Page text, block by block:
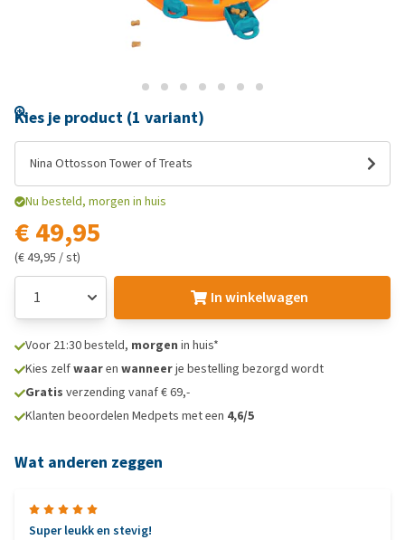
Kies je product (1 variant)
Nina Ottosson Tower of Treats
Nu besteld, morgen in huis
€ 49,95
(€ 49,95 / st)
In winkelwagen
Voor 21:30 besteld, morgen in huis*
Kies zelfwaaren wanneerje bestelling bezorgd wordt
Gratis verzending vanaf € 69,-
Klanten beoordelen Medpets met een 4,6/5
Wat anderen zeggen
Super leukk en stevig!